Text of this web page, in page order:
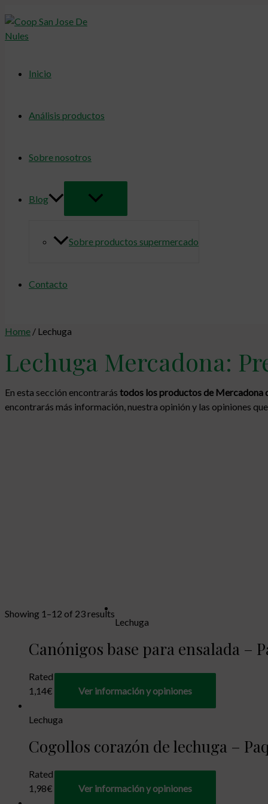
al
contenido
Inicio
Análisis productos
Sobre nosotros
Blog
Sobre productos supermercado
Contacto
Home / Lechuga
Lechuga Mercadona:
En esta sección encontrarás todos los productos de Mercadona
encontrarás más información, nuestra opinión y las opiniones
Showing 1–12 of 23 results
Lechuga
Canónigos base para ensalada –
Rated0out of 5
1,14€ Ver información y opiniones
Lechuga
Cogollos corazón de lechuga –
Rated0out of 5
1,98€ Ver información y opiniones